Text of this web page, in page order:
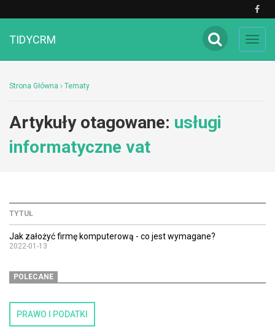
TIDYCRM
Strona Główna Tematy
Artykuły otagowane: usługi
informatyczne vat
TYTUŁ
Jak założyć firmę komputerową - co jest wymagane?
2022-01-13
POLECANE
PRAWO I PODATKI